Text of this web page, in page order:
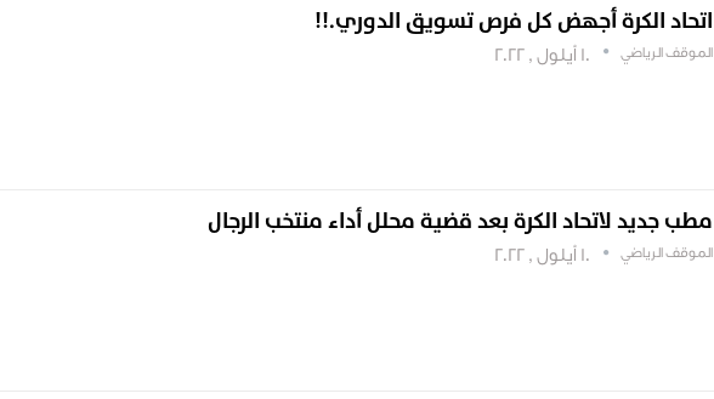
اتحاد الكرة أجهض كل فرص تسويق الدوري.!!
الموقف الرياضي 10 أيلول , 2022
مطب جديد لاتحاد الكرة بعد قضية محلل أداء منتخب الرجال
الموقف الرياضي 10 أيلول , 2022